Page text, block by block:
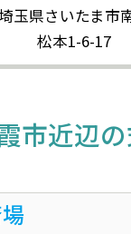
玉県さいたま市
松本1-6-17
市近辺